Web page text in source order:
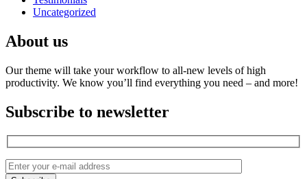
Uncategorized
About us
Our theme will take your workflow to all-new levels of high
productivity. We know you’ll find everything you need – and more!
Subscribe to newsletter